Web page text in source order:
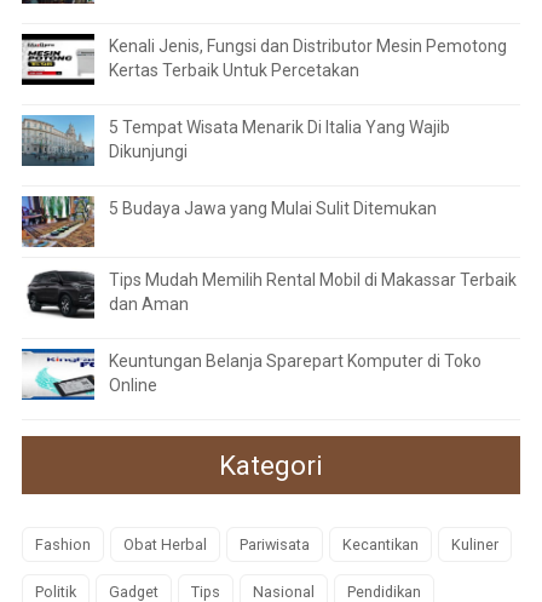
Kenali Jenis, Fungsi dan Distributor Mesin Pemotong
Kertas Terbaik Untuk Percetakan
5 Tempat Wisata Menarik Di Italia Yang Wajib
Dikunjungi
5 Budaya Jawa yang Mulai Sulit Ditemukan
Tips Mudah Memilih Rental Mobil di Makassar Terbaik
dan Aman
Keuntungan Belanja Sparepart Komputer di Toko
Online
Kategori
Fashion Obat Herbal Pariwisata Kecantikan Kuliner
Politik Gadget Tips Nasional Pendidikan